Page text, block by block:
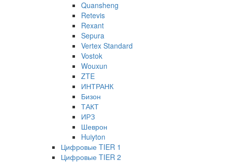
Quansheng
Retevis
Rexant
Sepura
Vertex Standard
Vostok
Wouxun
ZTE
ИНТРАНК
Бизон
ТАКТ
ИРЗ
Шеврон
Huiyton
Цифровые TIER 1
Цифровые TIER 2